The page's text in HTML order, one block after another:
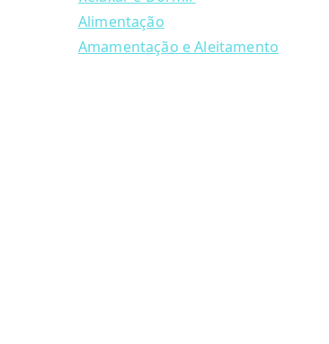
Alimentação
Amamentação e Aleitamento